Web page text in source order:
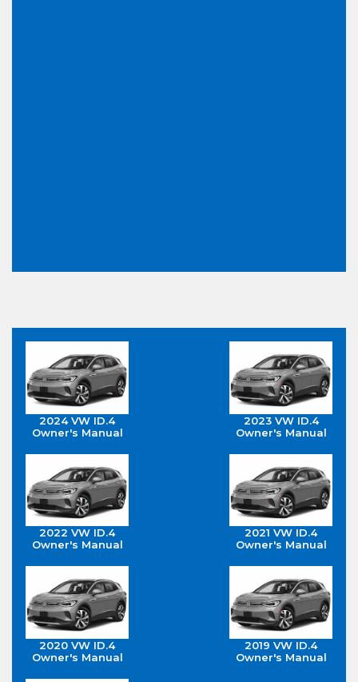
2024 VW ID.4
Owner's Manual
2023 VW ID.4
Owner's Manual
2022 VW ID.4
Owner's Manual
2021 VW ID.4
Owner's Manual
2020 VW ID.4
Owner's Manual
2019 VW ID.4
Owner's Manual